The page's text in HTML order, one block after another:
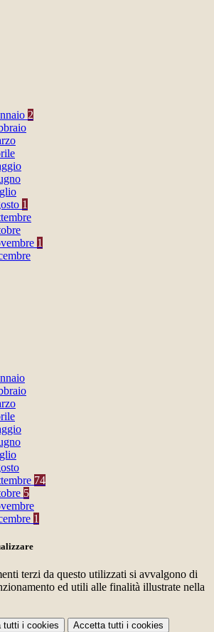
2
1
1
74
5
1
terzi da questo utilizzati si avvalgono di
ed utili alle finalità illustrate nella
tutti i cookies Accetta tutti i cookies